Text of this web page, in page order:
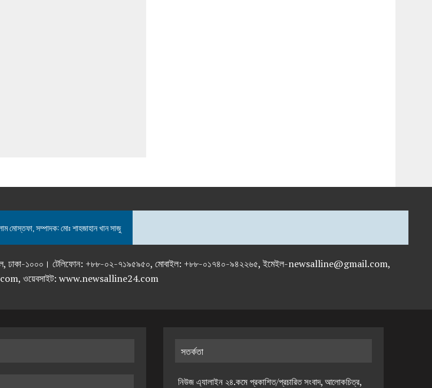
মোস্তফা, সম্পাদক: মোঃ শাহজাহান খান সাজু
মতিঝিল, ঢাকা-১০০০। টেলিফোন: +৮৮-০২-৭১৯৫৯৫০, মোবাইল: +৮৮-০১৭৪০-৯৪২২৬৫, ইমেইল-newsalline@gmail.com,
ওয়েবসাইট: www.newsalline24.com
সতর্কতা
নিউজ এ্যালাইন ২৪.কমে প্রকাশিত/প্রচারিত সংবাদ, আলোকচিত্র,